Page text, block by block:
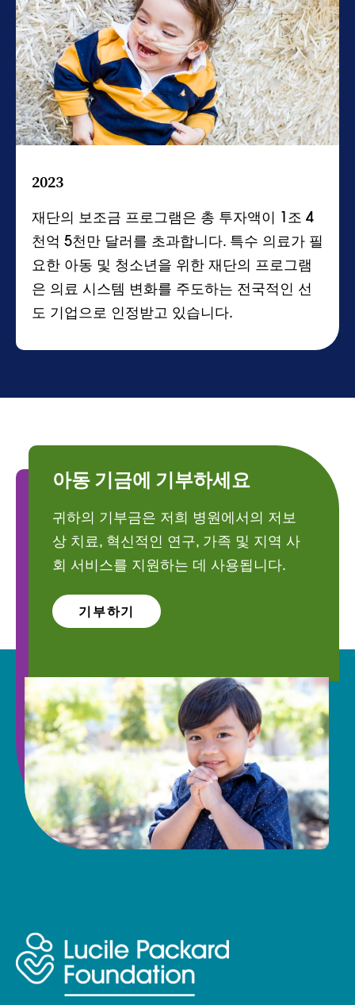
2023
재단의 보조금 프로그램은 총 투자액이 1조 4
천억 5천만 달러를 초과합니다. 특수 의료가 필
요한 아동 및 청소년을 위한 재단의 프로그램
은 의료 시스템 변화를 주도하는 전국적인 선
도 기업으로 인정받고 있습니다.
아동 기금에 기부하세요
귀하의 기부금은 저희 병원에서의 저보
상 치료, 혁신적인 연구, 가족 및 지역 사
회 서비스를 지원하는 데 사용됩니다.
기부하기